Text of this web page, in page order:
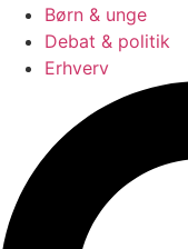
Børn & unge
Debat & politik
Erhverv